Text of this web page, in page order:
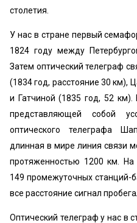
столетия.
У нас в стране первый
1824 году между
Затем оптический телеграф
(1834 год, расстояние 30 км),
и Гатчиной (1835 год, 52
представляющей собой
оптического телеграфа
длинная в мире линия связи
протяженностью 1200 км.
149 промежуточных
все расстояние сигнал
Оптический телеграф у нас в